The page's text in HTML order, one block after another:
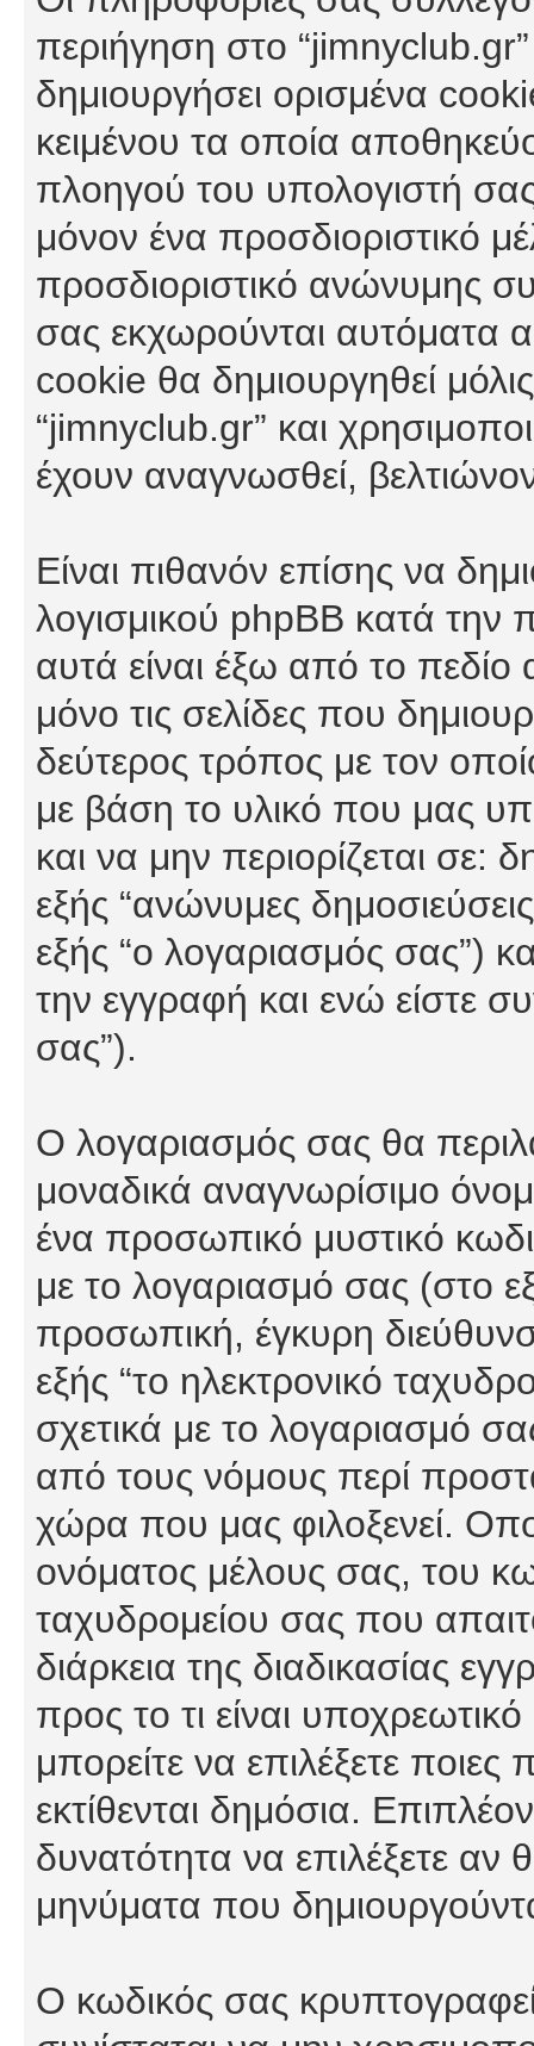
περιήγηση στο
δημιουργήσει ορισμένα
κειμένου τα οποία
πλοηγού του υπολογιστή
μόνον ένα προσδιοριστικό
προσδιοριστικό ανώνυμης
σας εκχωρούνται αυτόματα
cookie θα δημιουργηθεί
“jimnyclub.gr” και
έχουν αναγνωσθεί,
Είναι πιθανόν επίσης να
λογισμικού phpBB κατά
αυτά είναι έξω από το
μόνο τις σελίδες που
δεύτερος τρόπος με τον
με βάση το υλικό που μας
και να μην περιορίζεται σε:
εξής “ανώνυμες
εξής “ο λογαριασμός σας”)
την εγγραφή και ενώ είστε
σας”).
Ο λογαριασμός σας θα
μοναδικά αναγνωρίσιμο
ένα προσωπικό μυστικό
με το λογαριασμό σας (στο
προσωπική, έγκυρη
εξής “το ηλεκτρονικό
σχετικά με το λογαριασμό
από τους νόμους περί
χώρα που μας φιλοξενεί.
ονόματος μέλους σας, του
ταχυδρομείου σας που
διάρκεια της διαδικασίας
προς το τι είναι
μπορείτε να επιλέξετε
εκτίθενται δημόσια.
δυνατότητα να επιλέξετε αν
μηνύματα που
Ο κωδικός σας